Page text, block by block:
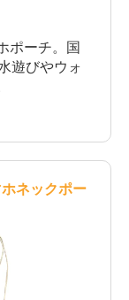
ポーチ。国
遊びやウォ
ネックポー